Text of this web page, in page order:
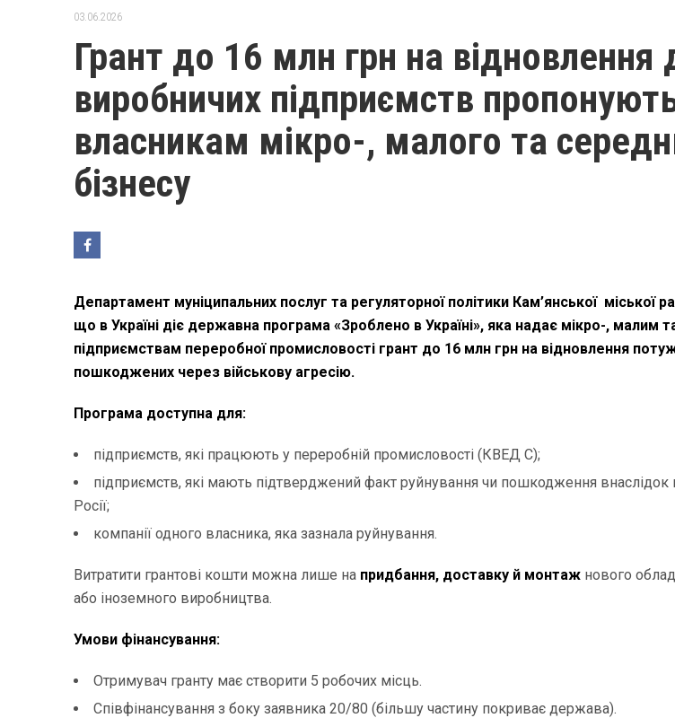
03.06.2026
Грант до 16 млн грн на відновлення
виробничих підприємств
власникам мікро-, малого та
бізнесу
Департамент муніципальних послуг та регуляторної політики Кам’янської міської
що в Україні діє державна програма «Зроблено в Україні», яка надає мікро-, малим
підприємствам переробної промисловості грант до 16 млн грн на відновлення
пошкоджених через військову агресію.
Програма доступна для:
підприємств, які працюють у переробній промисловості (КВЕД С);
підприємств, які мають підтверджений факт руйнування чи пошкодження внаслідок
Росії;
компанії одного власника, яка зазнала руйнування.
Витратити грантові кошти можна лише на придбання, доставку й монтаж нового
або іноземного виробництва.
Умови фінансування:
Отримувач гранту має створити 5 робочих місць.
Співфінансування з боку заявника 20/80 (більшу частину покриває держава).